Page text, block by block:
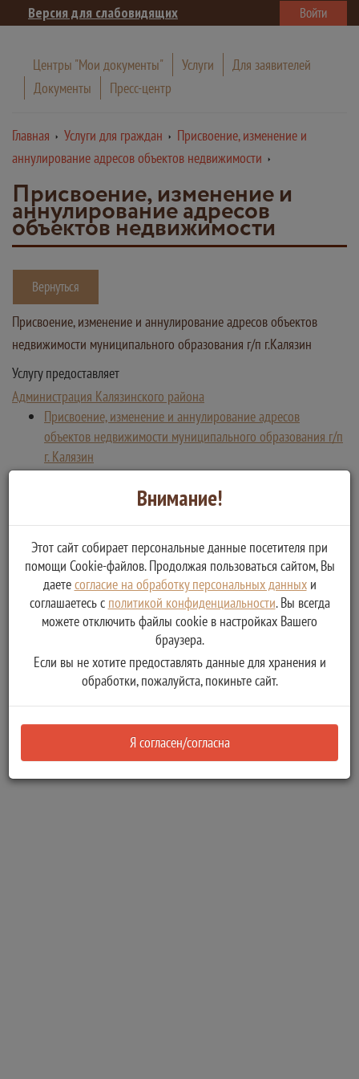
Версия для слабовидящих Войти
Центры "Мои документы" Услуги
Для заявителей
Документы
Пресс-центр
Главная Услуги для граждан
Присвоение, изменение и
аннулирование адресов объектов недвижимости
Присвоение, изменение и
аннулирование адресов
объектов недвижимости
Вернуться
Присвоение, изменение и аннулирование адресов объектов
недвижимости муниципального образования г/п г.Калязин
Услугу предоставляет
Администрация Калязинского района
Присвоение, изменение и аннулирование адресов
объектов недвижимости муниципального образования г/п
г. Калязин
Внимание!
Этот сайт собирает персональные данные посетителя при
помощи Cookie-файлов. Продолжая пользоваться сайтом, Вы
даетесогласие на обработку персональных данныхи
соглашаетесь с политикой конфиденциальности. Вы всегда
можете отключить файлы cookie в настройках Вашего
браузера.
Если вы не хотите предоставлять данные для хранения и
обработки, пожалуйста, покиньте сайт.
Я согласен/согласна